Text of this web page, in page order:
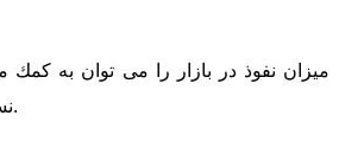
میزان نفوذ در بازار را می توان به
نسبت به سایر رقبا سنجید.